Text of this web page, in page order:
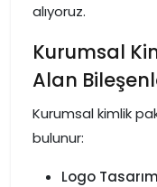
alıyoruz.
Kurumsal
Alan
Kurumsal kimlik
bulunur:
Logo